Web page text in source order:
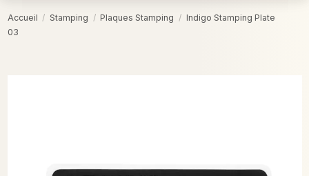
Accueil Stamping Plaques Stamping
Indigo Stamping Plate
03